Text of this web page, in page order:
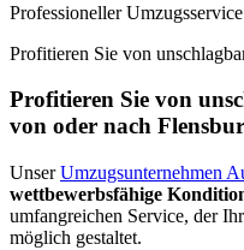
Professioneller
Profitieren Sie von
Profitieren Sie von
von oder nach
UnserUmzugsunternehmen
wettbewerbsfähige
umfangreichen Service, der
möglich gestaltet.